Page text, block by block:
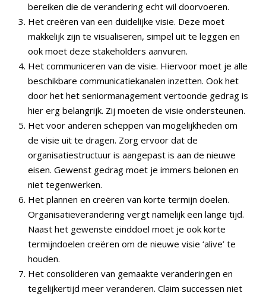
bereiken die de verandering echt wil doorvoeren.
Het creëren van een duidelijke visie. Deze moet
makkelijk zijn te visualiseren, simpel uit te leggen en
ook moet deze stakeholders aanvuren.
Het communiceren van de visie. Hiervoor moet je alle
beschikbare communicatiekanalen inzetten. Ook het
door het het seniormanagement vertoonde gedrag is
hier erg belangrijk. Zij moeten de visie ondersteunen.
Het voor anderen scheppen van mogelijkheden om
de visie uit te dragen. Zorg ervoor dat de
organisatiestructuur is aangepast is aan de nieuwe
eisen. Gewenst gedrag moet je immers belonen en
niet tegenwerken.
Het plannen en creëren van korte termijn doelen.
Organisatieverandering vergt namelijk een lange tijd.
Naast het gewenste einddoel moet je ook korte
termijndoelen creëren om de nieuwe visie ‘alive’ te
houden.
Het consolideren van gemaakte veranderingen en
tegelijkertijd meer veranderen. Claim successen niet